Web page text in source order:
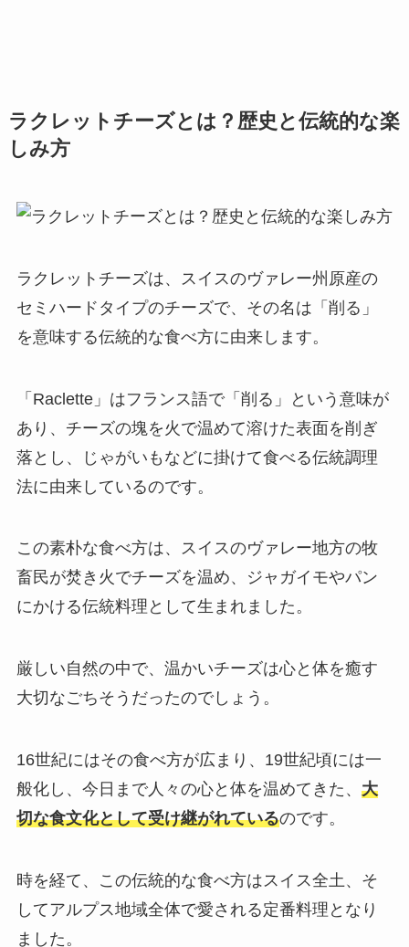
ラクレットチーズとは？歴史と伝統的な楽
しみ方
ラクレットチーズは、スイスのヴァレー州原産の
セミハードタイプのチーズで、その名は「削る」
を意味する伝統的な食べ方に由来します。
「Raclette」はフランス語で「削る」という意味が
あり、チーズの塊を火で温めて溶けた表面を削ぎ
落とし、じゃがいもなどに掛けて食べる伝統調理
法に由来しているのです。
この素朴な食べ方は、スイスのヴァレー地方の牧
畜民が焚き火でチーズを温め、ジャガイモやパン
にかける伝統料理として生まれました。
厳しい自然の中で、温かいチーズは心と体を癒す
大切なごちそうだったのでしょう。
16世紀にはその食べ方が広まり、19世紀頃には一
般化し、今日まで人々の心と体を温めてきた、 大
切な食文化として受け継がれているのです。
時を経て、この伝統的な食べ方はスイス全土、そ
してアルプス地域全体で愛される定番料理となり
ました。